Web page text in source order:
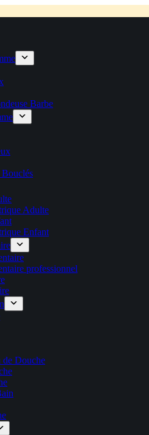
Barbe
Adulte
Enfant
professionnel
de Douche